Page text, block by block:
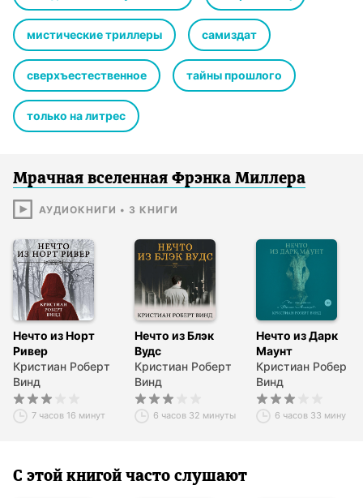
пытался защититься от чего-то противоестественного…
мистические триллеры самиздат
сверхъестественное тайны прошлого
только на литрес
Мрачная вселенная Фрэнка Миллера
АУДИОКНИГИ • 3 КНИГИ
Нечто из Норт
Ривер
Кристиан Роберт
Винд
7 часов 16 минут
Нечто из Блэк
Вудс
Кристиан Роберт
Винд
6 часов 32 минуты
Нечто из Дарк
Маунт
Кристиан Роберт
Винд
6 часов 33 минуты
С этой книгой часто слушают